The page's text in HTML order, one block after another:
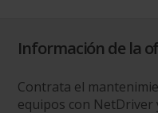
Información de la
Contrata el
equipos con